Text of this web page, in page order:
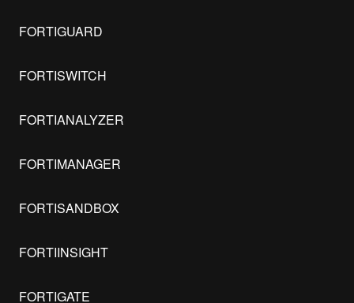
FORTIGUARD
FORTISWITCH
FORTIANALYZER
FORTIMANAGER
FORTISANDBOX
FORTIINSIGHT
FORTIGATE